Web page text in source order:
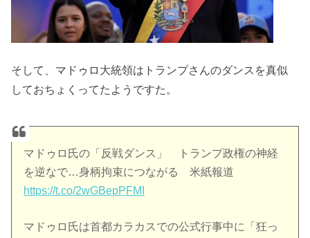
そして、マドゥロ大統領はトランプさんのダンスを真似
しておちょくってたようですた。
マドゥロ氏の「反戦ダンス」 トランプ政権の神経
を逆なで…身柄拘束につながる 米紙報道
https://t.co/2wGBepPFMI
マドゥロ氏は首都カラカスでの公式行事中に「狂っ